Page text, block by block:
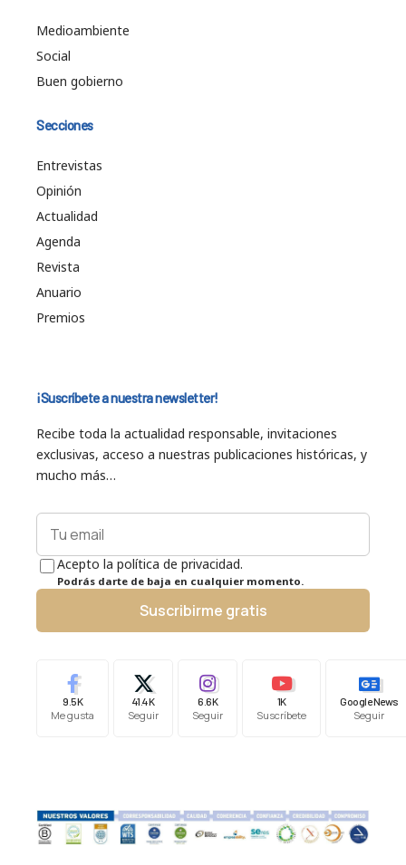
Medioambiente
Social
Buen gobierno
Secciones
Entrevistas
Opinión
Actualidad
Agenda
Revista
Anuario
Premios
¡Suscríbete a nuestra newsletter!
Recibe toda la actualidad responsable, invitaciones
exclusivas, acceso a nuestras publicaciones históricas, y
mucho más…
Acepto la política de privacidad.
Podrás darte de baja en cualquier momento.
Suscribirme gratis
9.5K
Me gusta
41.4K
Seguir
6.6K
Seguir
1K
Suscríbete
Google News
Seguir